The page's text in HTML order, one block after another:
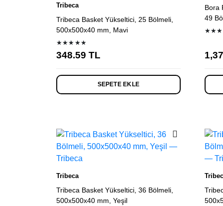
Tribeca
Tribeca Basket Yükseltici, 25 Bölmeli,
500x500x40 mm, Mavi
★★★★★
348.59 TL
SEPETE EKLE
Bora
49
Tribeca
Tribeca Basket Yükseltici, 36 Bölmeli,
500x500x40 mm, Yeşil